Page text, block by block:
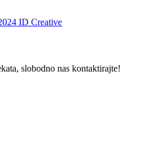
ID Creative
slobodno nas kontaktirajte!